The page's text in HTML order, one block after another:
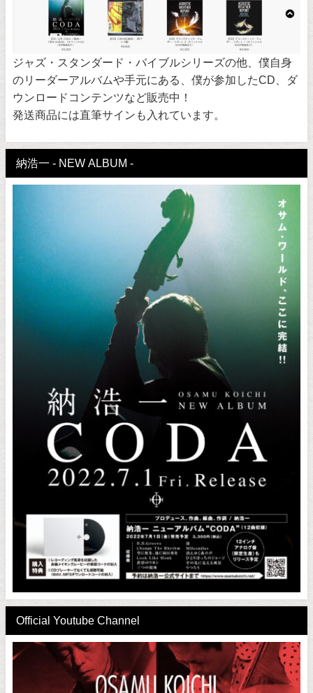
ジャズ・スタンダード・バイブルシリーズの他、僕自身
のリーダーアルバムや手元にある、僕が参加したCD、ダ
ウンロードコンテンツなど販売中！
発送商品には直筆サインも入れています。
納浩一 - NEW ALBUM -
Official Youtube Channel